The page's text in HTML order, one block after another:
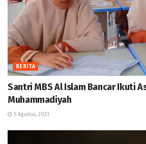
BERITA
Santri MBS Al Islam Bancar Ikuti
Muhammadiyah
5 Agustus, 2023